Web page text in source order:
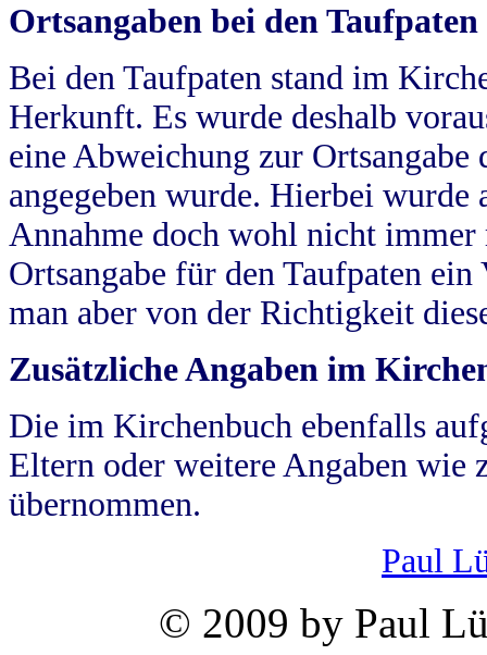
Ortsangaben bei den Taufpaten
Bei den Taufpaten stand im
Herkunft. Es wurde deshalb
eine Abweichung zur
angegeben wurde. Hierbei wurde
Annahme doch wohl nicht
Ortsangabe für den Taufpaten
man aber von der Richtigkeit
Zusätzliche Angaben im
Die im Kirchenbuch ebenfalls
Eltern oder weitere Angaben wie
übernommen.
Paul
© 2009 by Paul